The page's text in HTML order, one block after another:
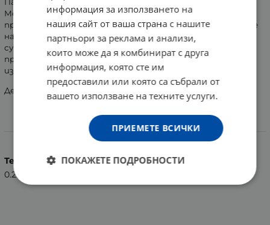
Монталин С40, която ефективно се бори с бактерията
причиняваща акне, предпазва от повторното образуване
на комедони. Антибактериалната пяна без алкални
субстанции почиства нежно порите в дълбочина,
премахва излишната кожна мазнина и комедони, без да
изсушава кожата.
Дерматологично и клинично тестван продукт.
Характеристики
Тегло (кг.)
0.22
информация за използването на
нашия сайт от ваша страна с нашите
партньори за реклама и анализи,
които може да я комбинират с друга
информация, която сте им
предоставили или която са събрали от
вашето използване на техните услуги.
ПРИЕМЕТЕ ВСИЧКИ
ПОКАЖЕТЕ ПОДРОБНОСТИ